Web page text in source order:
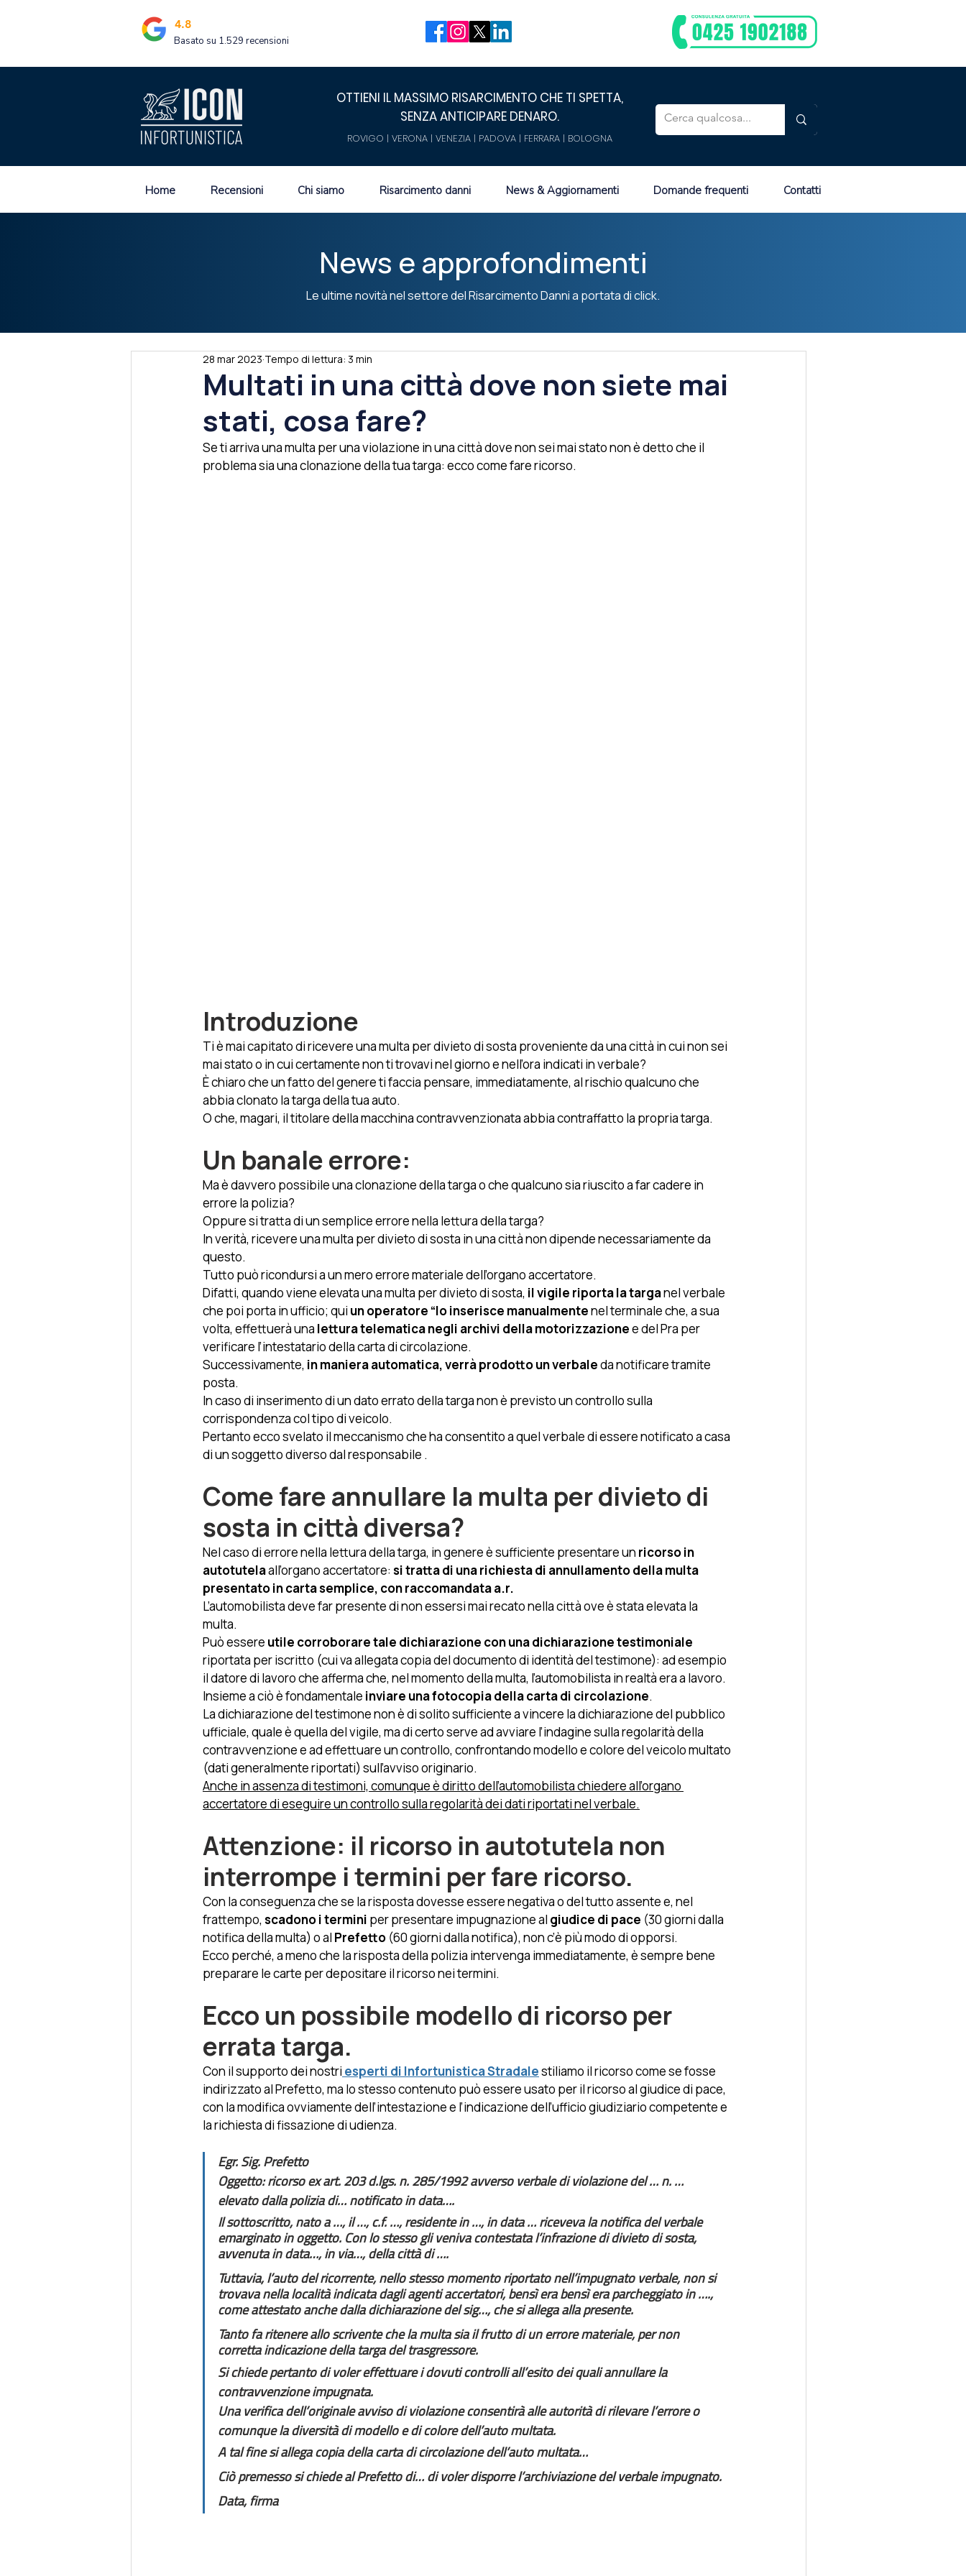
4.8
Basato su 1.529 recensioni
OTTIENI IL MASSIMO RISARCIMENTO CHE TI SPETTA,
SENZA ANTICIPARE DENARO.
ROVIGO | VERONA | VENEZIA | PADOVA | FERRARA | BOLOGNA
Home Recensioni Chi siamo Risarcimento danni News & Aggiornamenti Domande frequenti Contatti
News e approfondimenti
Le ultime novità nel settore del Risarcimento Danni a portata di click.
Multati in una città dove non siete mai
stati, cosa fare?
28 mar 2023 Tempo di lettura: 3 min
Se ti arriva una multa per una violazione in una città dove non sei mai stato non è detto che il
problema sia una clonazione della tua targa: ecco come fare ricorso.
Introduzione
Ti è mai capitato di ricevere una multa per divieto di sosta proveniente da una città in cui non sei
mai stato o in cui certamente non ti trovavi nel giorno e nell’ora indicati in verbale?
È chiaro che un fatto del genere ti faccia pensare, immediatamente, al rischio qualcuno che
abbia clonato la targa della tua auto.
O che, magari, il titolare della macchina contravvenzionata abbia contraffatto la propria targa.
Un banale errore:
Ma è davvero possibile una clonazione della targa o che qualcuno sia riuscito a far cadere in
errore la polizia?
Oppure si tratta di un semplice errore nella lettura della targa?
In verità, ricevere una multa per divieto di sosta in una città non dipende necessariamente da
questo.
Tutto può ricondursi a un mero errore materiale dell’organo accertatore.
Difatti, quando viene elevata una multa per divieto di sosta, il vigile riporta la targa nel verbale
che poi porta in ufficio; qui un operatore “lo inserisce manualmente nel terminale che, a sua
volta, effettuerà una lettura telematica negli archivi della motorizzazione e del Pra per
verificare l’intestatario della carta di circolazione.
Successivamente, in maniera automatica, verrà prodotto un verbale da notificare tramite
posta.
In caso di inserimento di un dato errato della targa non è previsto un controllo sulla
corrispondenza col tipo di veicolo.
Pertanto ecco svelato il meccanismo che ha consentito a quel verbale di essere notificato a casa
di un soggetto diverso dal responsabile .
Come fare annullare la multa per divieto di
sosta in città diversa?
Nel caso di errore nella lettura della targa, in genere è sufficiente presentare un ricorso in
autotutela all’organo accertatore: si tratta di una richiesta di annullamento della multa
presentato in carta semplice, con raccomandata a.r.
L’automobilista deve far presente di non essersi mai recato nella città ove è stata elevata la
multa.
Può essere utile corroborare tale dichiarazione con una dichiarazione testimoniale
riportata per iscritto (cui va allegata copia del documento di identità del testimone): ad esempio
il datore di lavoro che afferma che, nel momento della multa, l’automobilista in realtà era a lavoro.
Insieme a ciò è fondamentale inviare una fotocopia della carta di circolazione.
La dichiarazione del testimone non è di solito sufficiente a vincere la dichiarazione del pubblico
ufficiale, quale è quella del vigile, ma di certo serve ad avviare l’indagine sulla regolarità della
contravvenzione e ad effettuare un controllo, confrontando modello e colore del veicolo multato
(dati generalmente riportati) sull’avviso originario.
Anche in assenza di testimoni, comunque è diritto dell’automobilista chiedere all’organo
accertatore di eseguire un controllo sulla regolarità dei dati riportati nel verbale.
Attenzione: il ricorso in autotutela non
interrompe i termini per fare ricorso.
Con la conseguenza che se la risposta dovesse essere negativa o del tutto assente e, nel
frattempo, scadono i termini per presentare impugnazione al giudice di pace (30 giorni dalla
notifica della multa) o al Prefetto (60 giorni dalla notifica), non c’è più modo di opporsi.
Ecco perché, a meno che la risposta della polizia intervenga immediatamente, è sempre bene
preparare le carte per depositare il ricorso nei termini.
Ecco un possibile modello di ricorso per
errata targa.
Con il supporto dei nostri esperti di Infortunistica Stradale stiliamo il ricorso come se fosse
indirizzato al Prefetto, ma lo stesso contenuto può essere usato per il ricorso al giudice di pace,
con la modifica ovviamente dell’intestazione e l’indicazione dell’ufficio giudiziario competente e
la richiesta di fissazione di udienza.
Egr. Sig. Prefetto
Oggetto: ricorso ex art. 203 d.lgs. n. 285/1992 avverso verbale di violazione del … n. …
elevato dalla polizia di… notificato in data….
Il sottoscritto, nato a …, il …, c.f. …, residente in …, in data … riceveva la notifica del verbale
emarginato in oggetto. Con lo stesso gli veniva contestata l’infrazione di divieto di sosta,
avvenuta in data…, in via…, della città di ….
Tuttavia, l’auto del ricorrente, nello stesso momento riportato nell’impugnato verbale, non si
trovava nella località indicata dagli agenti accertatori, bensì era bensì era parcheggiato in ….,
come attestato anche dalla dichiarazione del sig…, che si allega alla presente.
Tanto fa ritenere allo scrivente che la multa sia il frutto di un errore materiale, per non
corretta indicazione della targa del trasgressore.
Si chiede pertanto di voler effettuare i dovuti controlli all’esito dei quali annullare la
contravvenzione impugnata.
Una verifica dell’originale avviso di violazione consentirà alle autorità di rilevare l’errore o
comunque la diversità di modello e di colore dell’auto multata.
A tal fine si allega copia della carta di circolazione dell’auto multata…
Ciò premesso si chiede al Prefetto di… di voler disporre l’archiviazione del verbale impugnato.
Data, firma